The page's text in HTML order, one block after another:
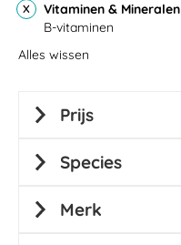
Vitaminen & Mineralen
B-vitaminen
Alles wissen
Prijs
Species
Merk